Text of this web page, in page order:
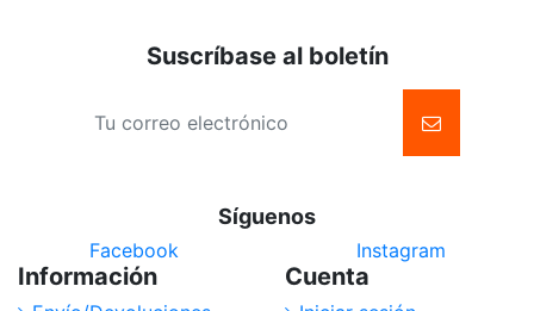
Suscríbase al boletín
Síguenos
Facebook Instagram
Información Cuenta